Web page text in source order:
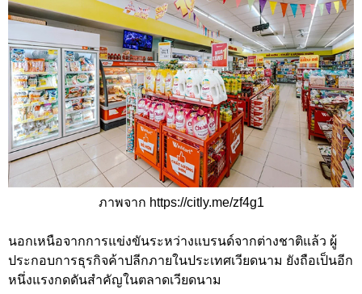
ภาพจาก https://citly.me/zf4g1
นอกเหนือจากการแข่งขันระหว่างแบรนด์จากต่างชาติแล้ว ผู้
ประกอบการธุรกิจค้าปลีกภายในประเทศเวียดนาม ยังถือเป็นอีก
หนึ่งแรงกดดันสำคัญในตลาดเวียดนาม